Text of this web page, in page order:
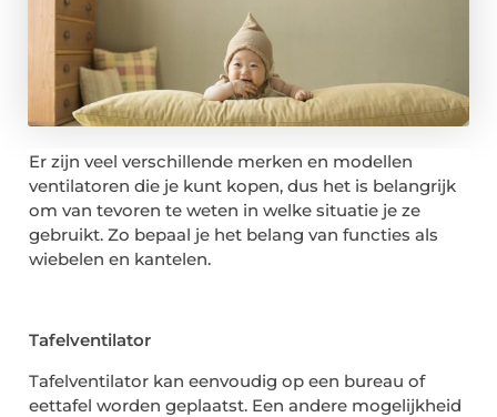
Er zijn veel verschillende merken en modellen
ventilatoren die je kunt kopen, dus het is belangrijk
om van tevoren te weten in welke situatie je ze
gebruikt. Zo bepaal je het belang van functies als
wiebelen en kantelen.
Tafelventilator
Tafelventilator kan eenvoudig op een bureau of
eettafel worden geplaatst. Een andere mogelijkheid